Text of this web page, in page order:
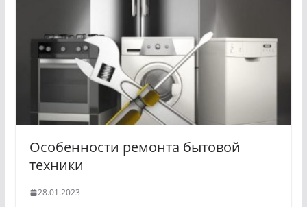
Особенности ремонта бытовой
техники
28.01.2023